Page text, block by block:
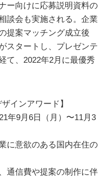
ー向けに応募説明資料の
談会も実施される。企業
提案マッチング成立後
スタートし、プレゼンテ
て、2022年2月に最優秀
インアワード】
年9月6日（月）〜11月3
に意欲のある国内在住の
信費や提案の制作に伴